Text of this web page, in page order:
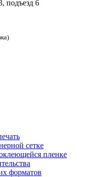
подъезд 6
сетке
пленке
форматов